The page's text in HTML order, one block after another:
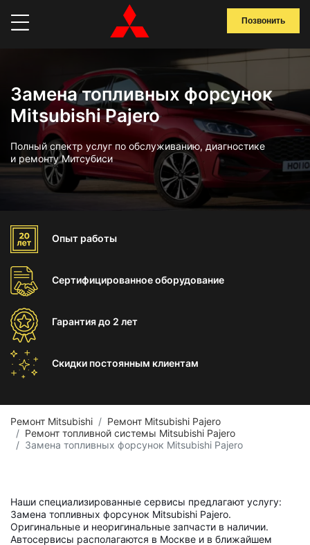
Позвонить
Замена топливных форсунок
Mitsubishi Pajero
Полный спектр услуг по обслуживанию, диагностике
и ремонту Митсубиси
Опыт работы
Сертифицированноеоборудование
Гарантиядо 2 лет
Скидки постоянным клиентам
Ремонт Mitsubishi
Ремонт Mitsubishi Pajero
Ремонт топливной системы Mitsubishi Pajero
Замена топливных форсунок Mitsubishi Pajero
Наши специализированные сервисы предлагают услугу:
Замена топливных форсунок Mitsubishi Pajero.
Оригинальные и неоригинальные запчасти в наличии.
Автосервисы располагаются в Москве и в ближайшем